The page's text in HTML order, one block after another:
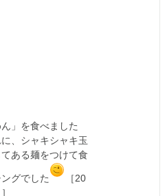
」を食べました
、シャキシャキ玉
ある麺をつけて食
グでした
［20